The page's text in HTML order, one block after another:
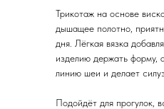
Трикотаж на основе
дышащее полотно,
дня. Лёгкая вязка
изделию держать форму,
линию шеи и делает
Подойдёт для прогулок,